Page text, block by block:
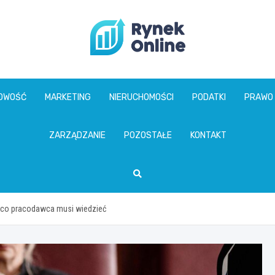
MARKETING NIERUCHOMOŚCI PODATKI
ZARZĄDZANIE POZOSTAŁE KONTAKT
pracodawca musi wiedzieć